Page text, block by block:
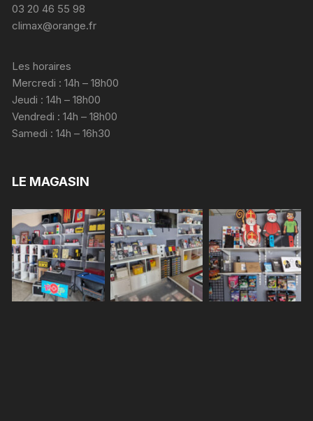
03 20 46 55 98
climax@orange.fr
Les horaires
Mercredi : 14h – 18h00
Jeudi : 14h – 18h00
Vendredi : 14h – 18h00
Samedi : 14h – 16h30
LE MAGASIN